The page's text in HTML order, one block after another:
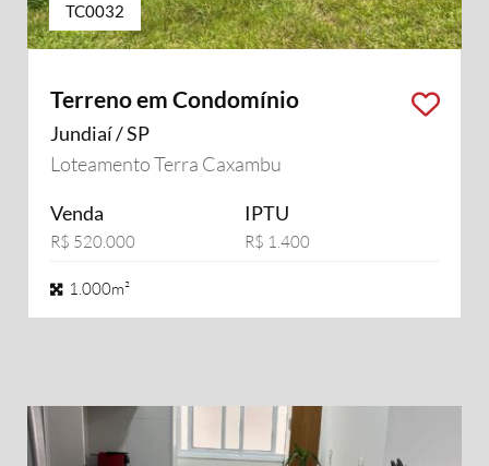
TC0032
Terreno em Condomínio
Jundiaí / SP
Loteamento Terra Caxambu
Venda
R$ 520.000
IPTU
R$ 1.400
1.000m²